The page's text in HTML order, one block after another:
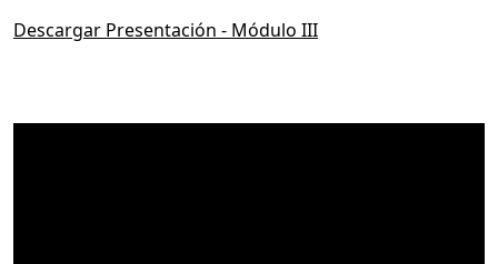
Descargar Presentación - Módulo III